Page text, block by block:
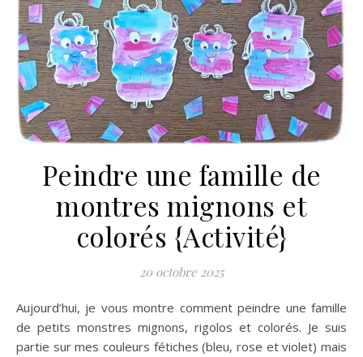
Peindre une famille de
montres mignons et
colorés {Activité}
20 octobre 2025
Aujourd’hui, je vous montre comment peindre une famille
de petits monstres mignons, rigolos et colorés. Je suis
partie sur mes couleurs fétiches (bleu, rose et violet) mais